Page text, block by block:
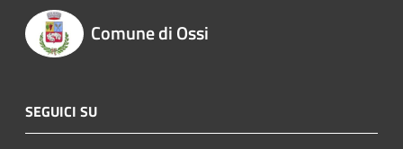
Comune di Ossi
SEGUICI SU